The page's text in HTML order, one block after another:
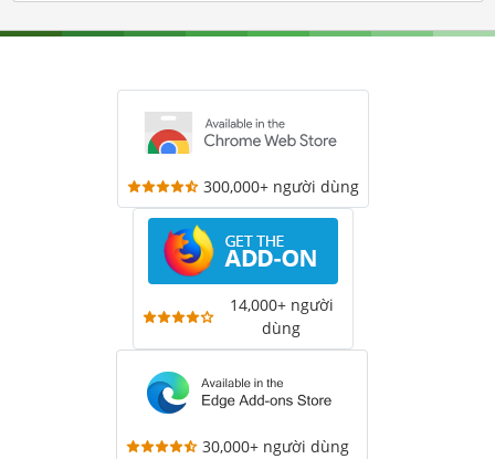
300,000+ người dùng
14,000+ người
dùng
30,000+ người dùng